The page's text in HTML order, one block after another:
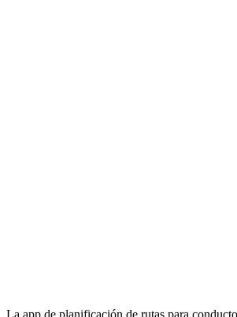
La app de planificación de rutas para